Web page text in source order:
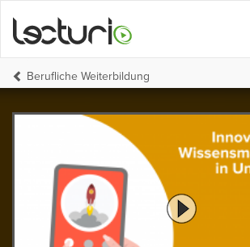
Berufliche Weiterbildung